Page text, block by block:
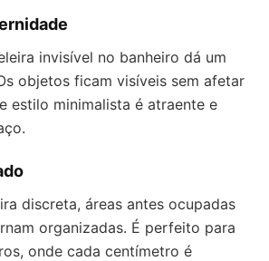
invisível no banheiro dá um
objetos ficam visíveis sem afetar
estilo minimalista é atraente e
discreta, áreas antes ocupadas
organizadas. É perfeito para
onde cada centímetro é